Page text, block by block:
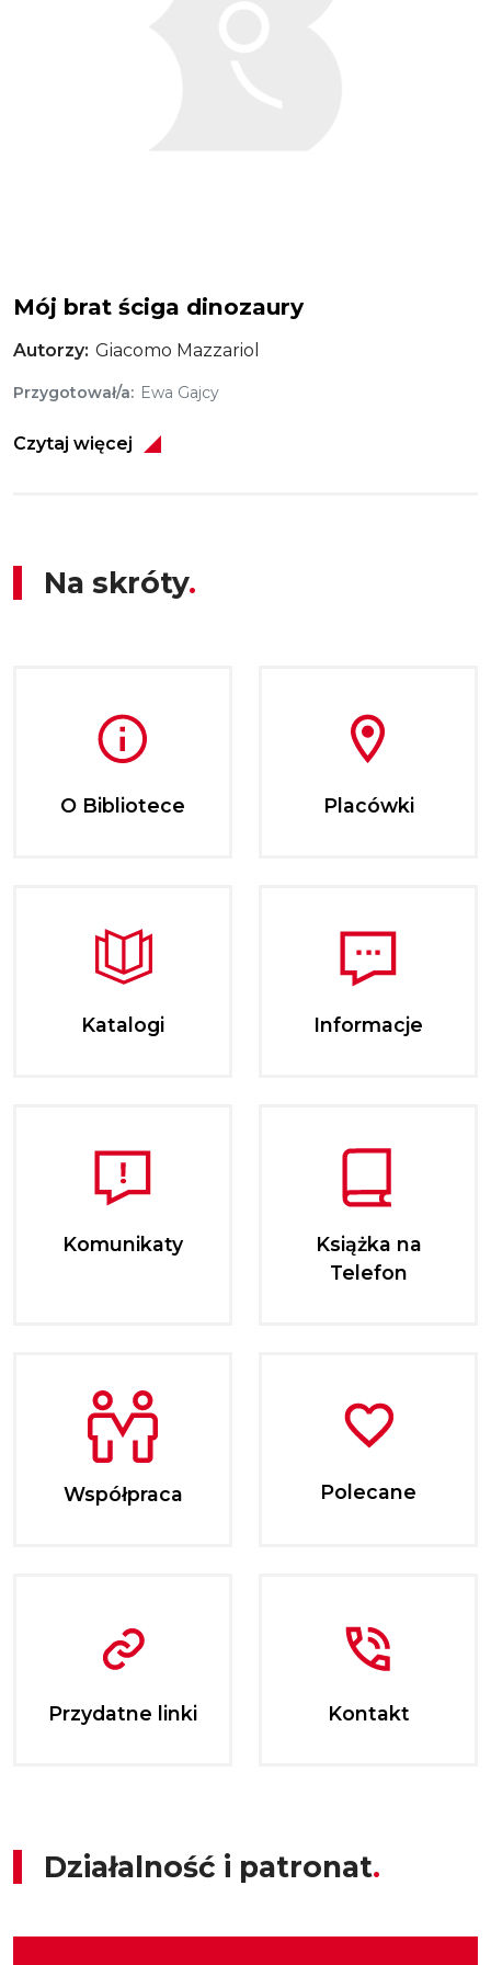
Mój brat ściga dinozaury
Autorzy Giacomo Mazzariol
Przygotował/a Ewa Gajcy
Czytaj więcej
Na skróty
O Bibliotece Placówki
Katalogi Informacje
Komunikaty
Książka na
Telefon
Współpraca Polecane
Przydatne linki Kontakt
Działalność i patronat